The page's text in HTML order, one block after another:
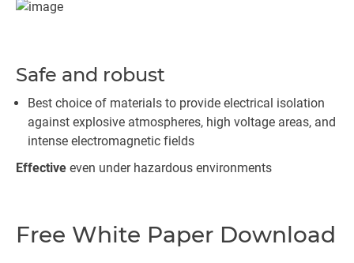
Safe and robust
Best choice of materials to provide electrical isolation
against explosive atmospheres, high voltage areas, and
intense electromagnetic fields
Effective even under hazardous environments
Free White Paper Download